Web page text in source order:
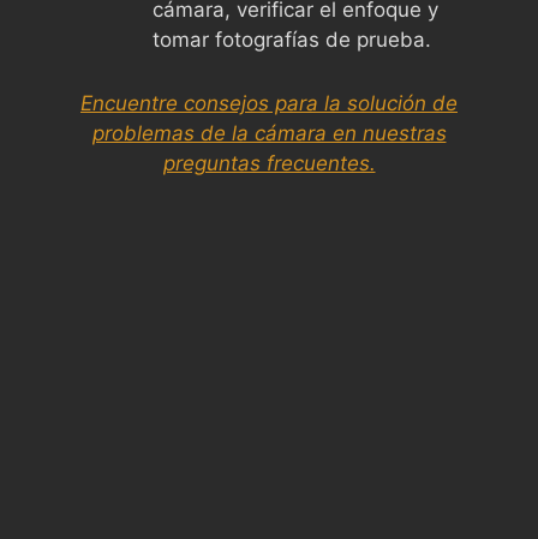
cámara, verificar el enfoque y
tomar fotografías de prueba.
Encuentre consejos para la solución de
problemas de la cámara en nuestras
preguntas frecuentes.